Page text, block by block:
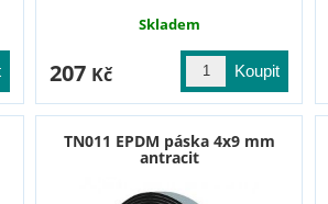
Skladem
207 Kč
TN011 EPDM páska 4x9 mm
antracit